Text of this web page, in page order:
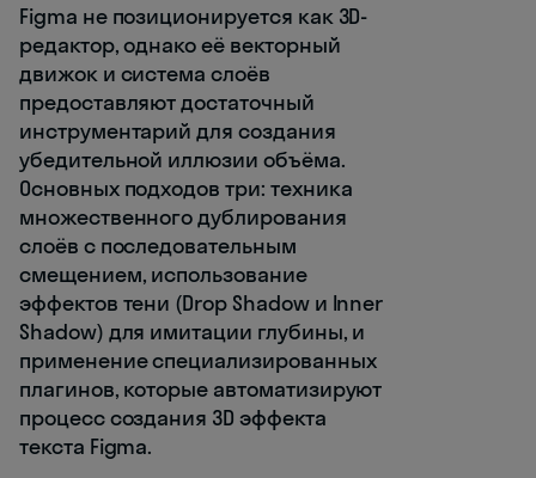
Figma не позиционируется как 3D-
редактор, однако её векторный
движок и система слоёв
предоставляют достаточный
инструментарий для создания
убедительной иллюзии объёма.
Основных подходов три: техника
множественного дублирования
слоёв с последовательным
смещением, использование
эффектов тени (Drop Shadow и Inner
Shadow) для имитации глубины, и
применение специализированных
плагинов, которые автоматизируют
процесс создания 3D эффекта
текста Figma.